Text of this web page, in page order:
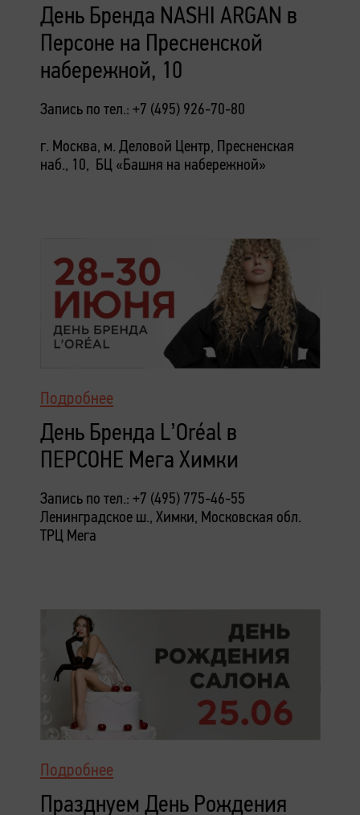
День Бренда NASHI ARGAN в
Персоне на Пресненской
набережной, 10
Запись по тел.: +7 (495) 926-70-80
г. Москва, м. Деловой Центр, Пресненская
наб., 10, БЦ «Башня на набережной»
Подробнее
День Бренда L’Oréal в
ПЕРСОНЕ Мега Химки
Запись по тел.: +7 (495) 775-46-55
Ленинградское ш., Химки, Московская обл.
ТРЦ Мега
Подробнее
Празднуем День Рождения